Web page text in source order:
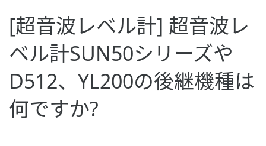
[超音波レベル計] 超音波レ
ベル計SUN50シリーズや
D512、YL200の後継機種は
何ですか?